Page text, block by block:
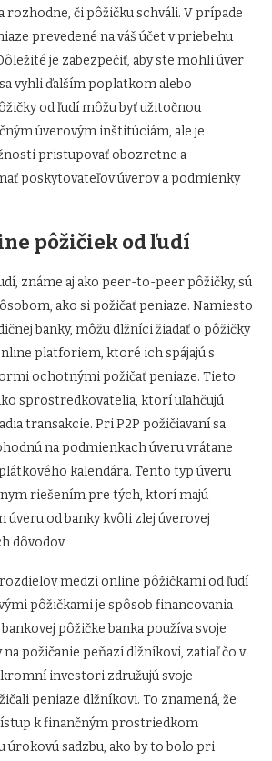
rozhodne, či pôžičku schváli. V prípade
prevedené na váš účet v priebehu
je zabezpečiť, aby ste mohli úver
vyhli ďalším poplatkom alebo
od ľudí môžu byť užitočnou
úverovým inštitúciám, ale je
pristupovať obozretne a
poskytovateľov úverov a podmienky
pôžičiek od ľudí
známe aj ako peer-to-peer pôžičky, sú
ako si požičať peniaze. Namiesto
banky, môžu dlžníci žiadať o pôžičky
platforiem, ktoré ich spájajú s
ochotnými požičať peniaze. Tieto
sprostredkovatelia, ktorí uľahčujú
transakcie. Pri P2P požičiavaní sa
na podmienkach úveru vrátane
kalendára. Tento typ úveru
riešením pre tých, ktorí majú
úveru od banky kvôli zlej úverovej
dôvodov.
medzi online pôžičkami od ľudí
pôžičkami je spôsob financovania
pôžičke banka používa svoje
požičanie peňazí dlžníkovi, zatiaľ čo v
investori združujú svoje
peniaze dlžníkovi. To znamená, že
k finančným prostriedkom
úrokovú sadzbu, ako by to bolo pri